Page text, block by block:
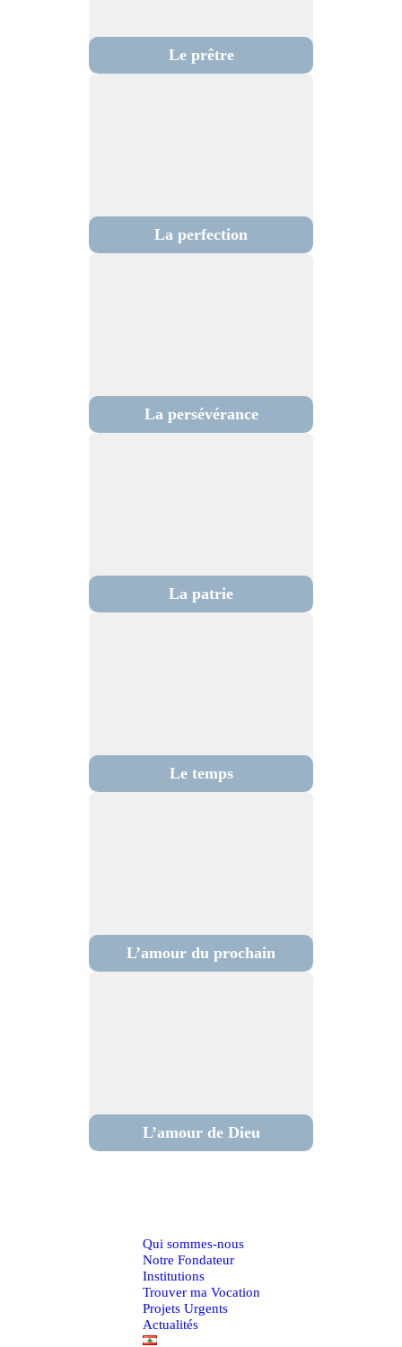
Le prêtre
La perfection
La persévérance
La patrie
Le temps
L’amour du prochain
L’amour de Dieu
Qui sommes-nous
Notre Fondateur
Institutions
Trouver ma Vocation
Projets Urgents
Actualités